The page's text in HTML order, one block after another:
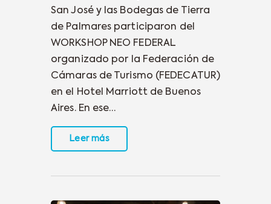
San José y las Bodegas de Tierra
de Palmares participaron del
WORKSHOP NEO FEDERAL
organizado por la Federación de
Cámaras de Turismo (FEDECATUR)
en el Hotel Marriott de Buenos
Aires. En ese…
Leer más